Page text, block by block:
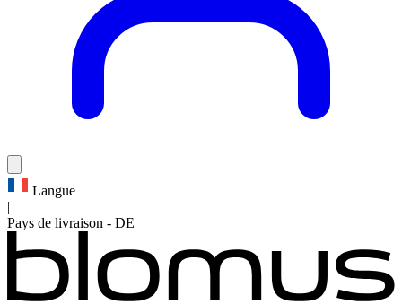
Langue
|
Pays de livraison - DE